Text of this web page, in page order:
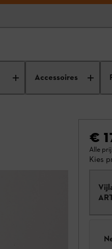
Accessoires
€
Alle
Kies